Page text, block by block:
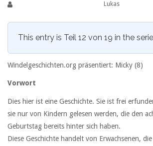
Lukas
This entry is Teil 12 von 19 in the
Windelgeschichten.org präsentiert: Micky (8)
Vorwort
Dies hier ist eine Geschichte. Sie ist frei
sie nur von Kindern gelesen werden, die den
Geburtstag bereits hinter sich haben.
Diese Geschichte handelt von Erwachsenen,